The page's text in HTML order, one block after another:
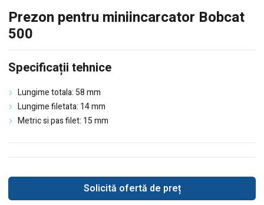
Prezon pentru miniincarcator Bobcat
500
Specificații tehnice
Lungime totala: 58 mm
Lungime filetata: 14 mm
Metric si pas filet: 15 mm
Solicită ofertă de preț